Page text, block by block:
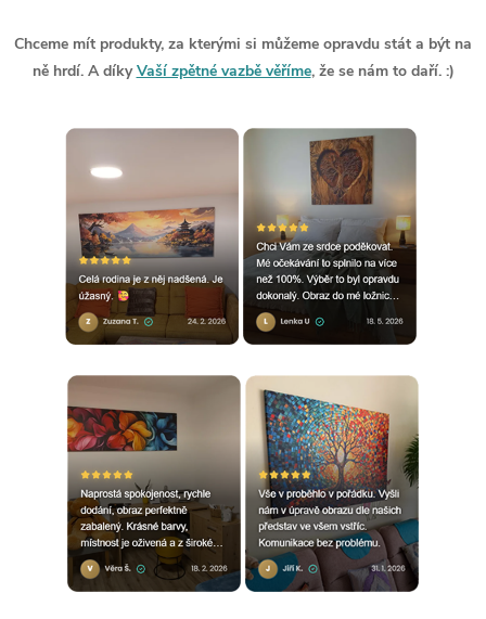
Chceme mít produkty, za kterými si můžeme opravdu stát a být na
ně hrdí. A díkyVaší zpětné vazbě věříme, že se nám to daří. :)